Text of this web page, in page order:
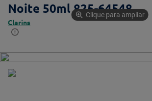
Noite 50ml 825-64548
Clarins
Clique para ampliar